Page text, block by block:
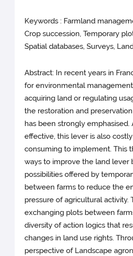
Keywords : Farmland
Crop succession, Temporary
Spatial databases, Surveys,
Abstract: In recent years in
for environmental
acquiring land or regulating
the restoration and
has been strongly emphasised.
effective, this lever is also
consuming to implement. This
ways to improve the land lever
possibilities offered by
between farms to reduce the
pressure of agricultural activity.
exchanging plots between
diversity of action logics that
changes in land use rights.
perspective of Landscape